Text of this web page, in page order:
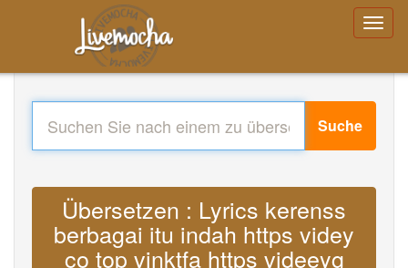
Suche
Übersetzen : Lyrics kerenss
berbagai itu indah https videy
co top vjnktfa https videeyg